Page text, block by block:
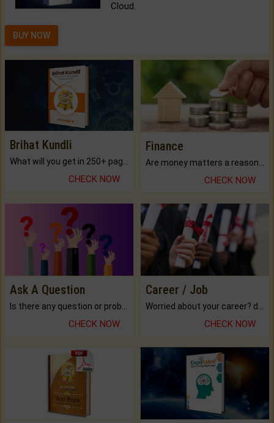
Cloud.
BUY NOW
Brihat Kundli
CHECK NOW
Finance
CHECK NOW
Ask A Question
Is there any question or problem lingering.
CHECK NOW
Career / Job
Worried about your career? don't know what is.
CHECK NOW